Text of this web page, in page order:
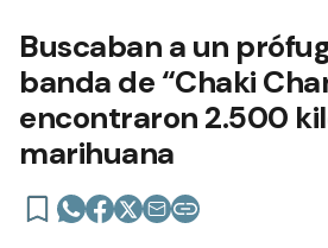
Buscaban a un
banda de “Chaki
encontraron 2.500
marihuana